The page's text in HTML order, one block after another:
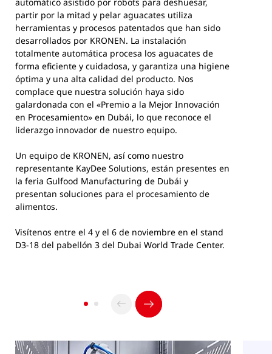
partir por la mitad y pelar aguacates utiliza
herramientas y procesos patentados que han sido
desarrollados por KRONEN. La instalación
totalmente automática procesa los aguacates de
forma eficiente y cuidadosa, y garantiza una higiene
óptima y una alta calidad del producto. Nos
complace que nuestra solución haya sido
galardonada con el «Premio a la Mejor Innovación
en Procesamiento» en Dubái, lo que reconoce el
liderazgo innovador de nuestro equipo.
Un equipo de KRONEN, así como nuestro
representante KayDee Solutions, están presentes en
la feria Gulfood Manufacturing de Dubái y
presentan soluciones para el procesamiento de
alimentos.
Visítenos entre el 4 y el 6 de noviembre en el stand
D3-18 del pabellón 3 del Dubai World Trade Center.